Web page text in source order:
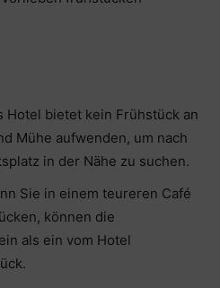
Hotel bietet kein Frühstück an
Mühe aufwenden, um nach
in der Nähe zu suchen.
Sie in einem teureren Café
können die
als ein vom Hotel